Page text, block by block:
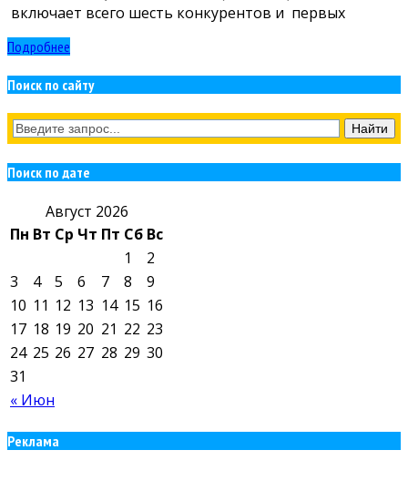
включает всего шесть конкурентов и первых
Подробнее
Поиск по сайту
Поиск по дате
Август 2026
Пн Вт Ср Чт Пт Сб Вс
« Июн
1
2
3
4 5 6 7 8
9
10 11 12 13 14 15 16
17 18 19 20 21 22 23
24 25 26 27 28 29 30
31
Реклама